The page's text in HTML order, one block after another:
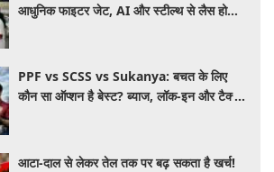
आधुनिक फाइटर जेट, AI और स्टील्थ से लैस होगा
PPF vs SCSS vs Sukanya: बचत के लिए
कौन सा ऑप्शन है बेस्ट? ब्याज, लॉक-इन और टैक्स
आटा-दाल से लेकर तेल तक पर बढ़ सकता है खर्च!